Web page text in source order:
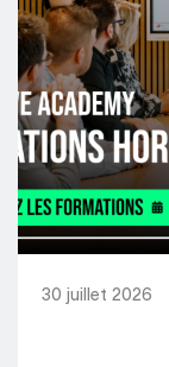
30 juillet 2026